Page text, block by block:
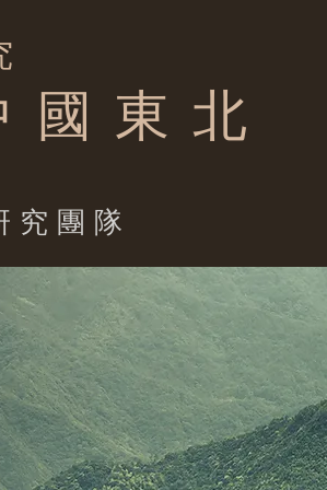
東 北
究團隊